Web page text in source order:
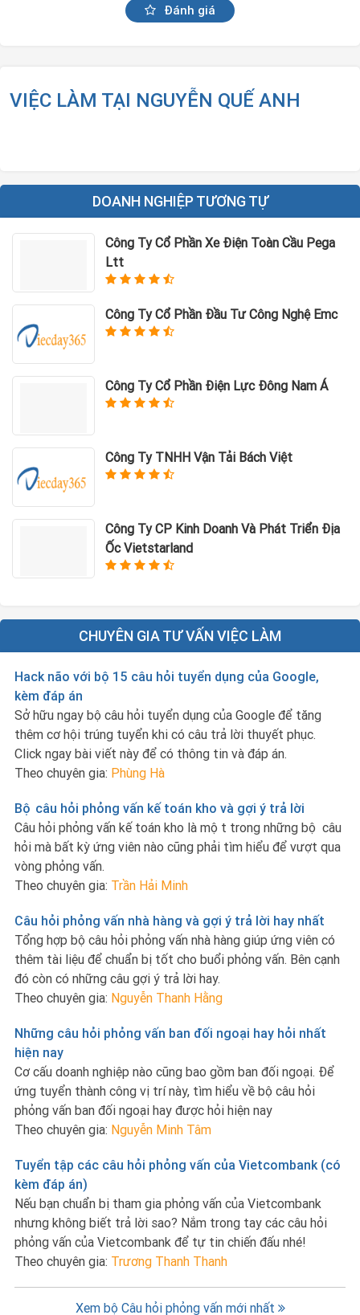
Đánh giá
VIỆC LÀM TẠI NGUYỄN QUẾ ANH
DOANH NGHIỆP TƯƠNG TỰ
Công Ty Cổ Phần Xe Điện Toàn Cầu Pega
Ltt
Công Ty Cổ Phần Đầu Tư Công Nghệ Emc
Công Ty Cổ Phần Điện Lực Đông Nam Á
Công Ty TNHH Vận Tải Bách Việt
Công Ty CP Kinh Doanh Và Phát Triển Địa
Ốc Vietstarland
CHUYÊN GIA TƯ VẤN VIỆC LÀM
Hack não với bộ 15 câu hỏi tuyển dụng của Google,
kèm đáp án
Sở hữu ngay bộ câu hỏi tuyển dụng của Google để tăng
thêm cơ hội trúng tuyển khi có câu trả lời thuyết phục.
Click ngay bài viết này để có thông tin và đáp án.
Theo chuyên gia: Phùng Hà
Bộ câu hỏi phỏng vấn kế toán kho và gợi ý trả lời
Câu hỏi phỏng vấn kế toán kho là một trong những bộ câu
hỏi mà bất kỳ ứng viên nào cũng phải tìm hiểu để vượt qua
vòng phỏng vấn.
Theo chuyên gia: Trần Hải Minh
Câu hỏi phỏng vấn nhà hàng và gợi ý trả lời hay nhất
Tổng hợp bộ câu hỏi phỏng vấn nhà hàng giúp ứng viên có
thêm tài liệu để chuẩn bị tốt cho buổi phỏng vấn. Bên cạnh
đó còn có những câu gợi ý trả lời hay.
Theo chuyên gia: Nguyễn Thanh Hằng
Những câu hỏi phỏng vấn ban đối ngoại hay hỏi nhất
hiện nay
Cơ cấu doanh nghiệp nào cũng bao gồm ban đối ngoại. Để
ứng tuyển thành công vị trí này, tìm hiểu về bộ câu hỏi
phỏng vấn ban đối ngoại hay được hỏi hiện nay
Theo chuyên gia: Nguyễn Minh Tâm
Tuyển tập các câu hỏi phỏng vấn của Vietcombank (có
kèm đáp án)
Nếu bạn chuẩn bị tham gia phỏng vấn của Vietcombank
nhưng không biết trả lời sao? Nắm trong tay các câu hỏi
phỏng vấn của Vietcombank để tự tin chiến đấu nhé!
Theo chuyên gia: Trương Thanh Thanh
Xem bộ Câu hỏi phỏng vấn mới nhất